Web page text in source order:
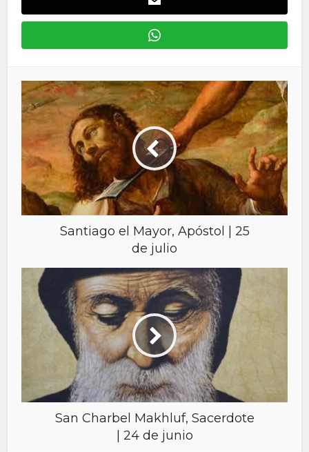
Santiago el Mayor, Apóstol | 25
de julio
San Charbel Makhluf, Sacerdote
| 24 de junio